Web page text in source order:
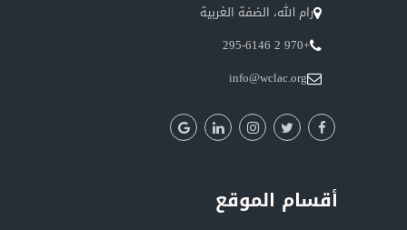
رام الله، الضفة الغربية
+970 2 295-6146
info@wclac.org
أقسام الموقع